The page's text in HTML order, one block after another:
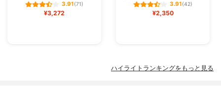
3.91(71)
¥3,272
3.91(42)
¥2,350
ハイライトランキングをもっと見る